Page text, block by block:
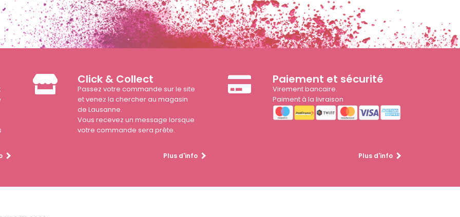
Click & Collect
Passez votre commande sur le site
et venez la chercher au magasin
de Lausanne.
Vous recevez un message lorsque
votre commande sera prête.
Plus d'info
Paiement et sécurité
Virement bancaire.
Paiment à la livraison
Plus d'info